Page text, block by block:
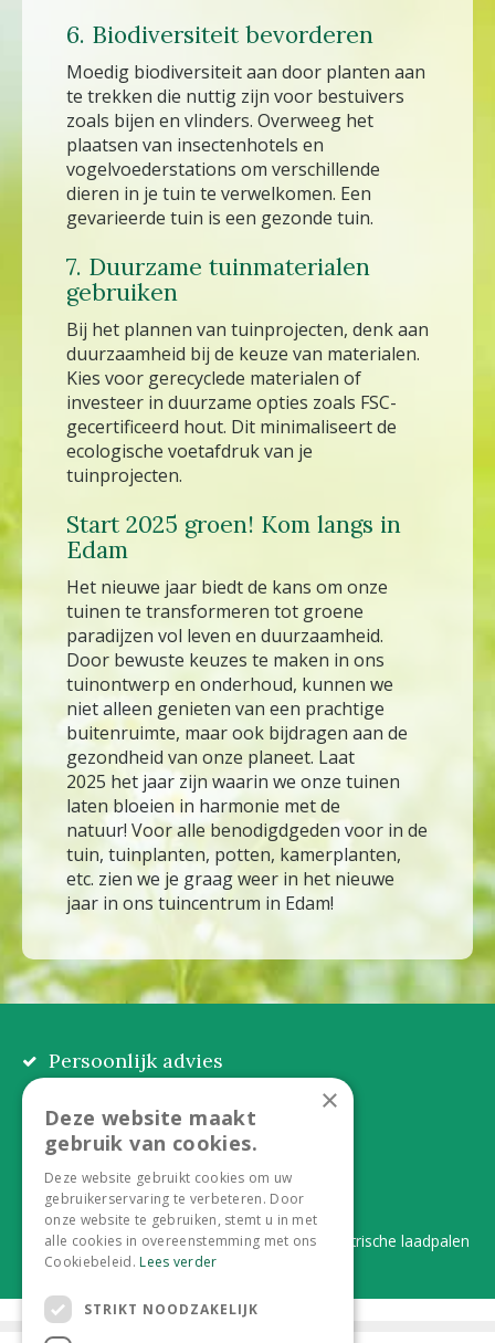
6. Biodiversiteit bevorderen
Moedig biodiversiteit aan door planten aan
te trekken die nuttig zijn voor bestuivers
zoals bijen en vlinders. Overweeg het
plaatsen van insectenhotels en
vogelvoederstations om verschillende
dieren in je tuin te verwelkomen. Een
gevarieerde tuin is een gezonde tuin.
7. Duurzame tuinmaterialen
gebruiken
Bij het plannen van tuinprojecten, denk aan
duurzaamheid bij de keuze van materialen.
Kies voor gerecyclede materialen of
investeer in duurzame opties zoals FSC-
gecertificeerd hout. Dit minimaliseert de
ecologische voetafdruk van je
tuinprojecten.
Start 2025 groen! Kom langs in
Edam
Het nieuwe jaar biedt de kans om onze
tuinen te transformeren tot groene
paradijzen vol leven en duurzaamheid.
Door bewuste keuzes te maken in ons
tuinontwerp en onderhoud, kunnen we
niet alleen genieten van een prachtige
buitenruimte, maar ook bijdragen aan de
gezondheid van onze planeet. Laat
2025 het jaar zijn waarin we onze tuinen
laten bloeien in harmonie met de
natuur! Voor alle benodigdgeden voor in de
tuin, tuinplanten, potten, kamerplanten,
etc. zien we je graag weer in het nieuwe
jaar in ons tuincentrum in Edam!
Persoonlijk advies
Alles onder één dak
Duurzaam en dorpsgemak
Lever je statiegeldflessen bij ons in én elektrische laadpalen
×
Deze website maakt
gebruik van cookies.
Deze website gebruikt cookies om uw
gebruikerservaring te verbeteren. Door
onze website te gebruiken, stemt u in met
alle cookies in overeenstemming met ons
Cookiebeleid. Lees verder
STRIKT NOODZAKELIJK